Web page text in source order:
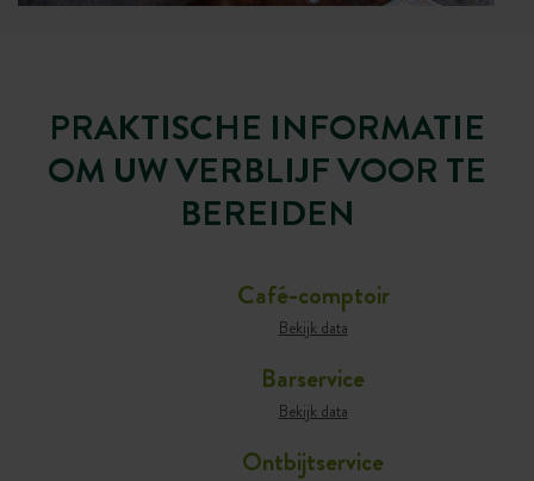
PRAKTISCHE INFORMATIE
OM UW VERBLIJF VOOR TE
BEREIDEN
Café-comptoir
Bekijk data
Barservice
Bekijk data
Ontbijtservice